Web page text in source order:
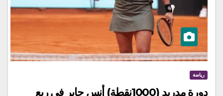
رياضة
دورة مدريد (1000نقطة) أنس جابر في ربع